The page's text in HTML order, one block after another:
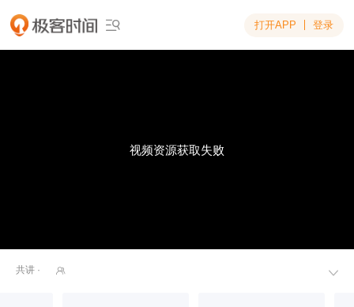
 打开APP 登录
视频资源获取失败

共讲 · 